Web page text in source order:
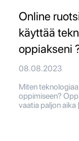
Online
käyttää
oppiakseni
08.08.2023
Miten
oppimiseen?
vaatia paljon aika